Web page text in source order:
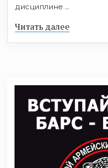
дисциплине ...
Читать далее